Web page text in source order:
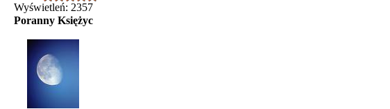
Wyświetleń: 2357
Poranny Księżyc